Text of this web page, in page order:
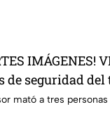
IMÁGENES!
de seguridad del
en famosa
mató a tres